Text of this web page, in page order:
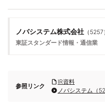
ノバシステム株式会社 （ 5257
東証スタンダード情報・通信業
参照リンク
IR資料
ノバシステム（